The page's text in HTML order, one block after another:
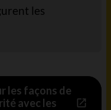
les
les façons de
avec les